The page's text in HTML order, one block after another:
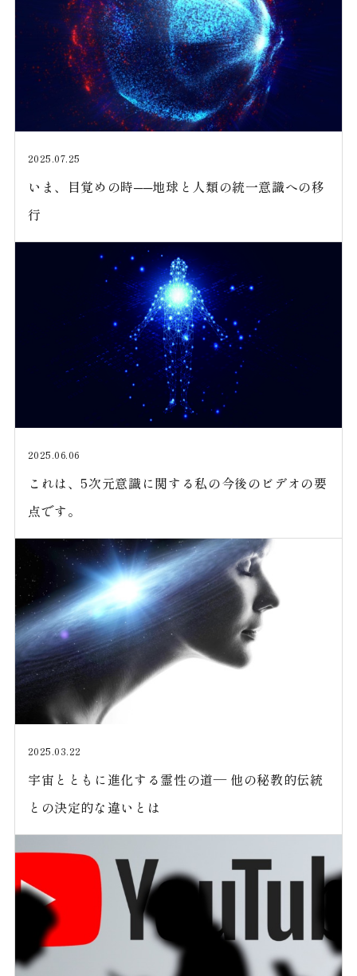
2025.07.25
いま、目覚めの時──地球と人類の統一意識への移
行
2025.06.06
これは、5次元意識に関する私の今後のビデオの要
点です。
2025.03.22
宇宙とともに進化する霊性の道— 他の秘教的伝統
との決定的な違いとは